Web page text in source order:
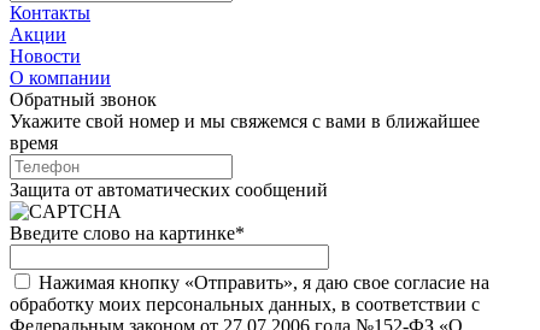
Контакты
Акции
Новости
О компании
Обратный звонок
Укажите свой номер и мы свяжемся с вами в ближайшее
время
Защита от автоматических сообщений
Введите слово на картинке*
Нажимая кнопку «Отправить», я даю свое согласие на
обработку моих персональных данных, в соответствии с
Федеральным законом от 27.07.2006 года №152-ФЗ «О